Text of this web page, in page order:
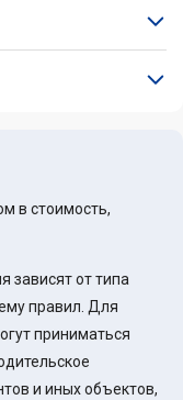
в стоимость,
зависят от типа
правил. Для
приниматься
и иных объектов,